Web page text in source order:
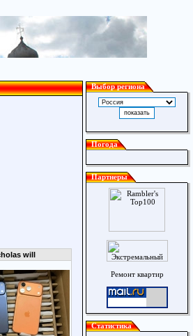
will
Выбор региона
Погода
Партнеры
Ремонт квартир
Статистика